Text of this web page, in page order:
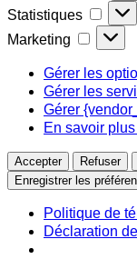
Statistiques
Marketing
Gérer les
Gérer les
Gérer
En savoir
Accepter Refuser
Enregistrer les
Politique de
Déclaration